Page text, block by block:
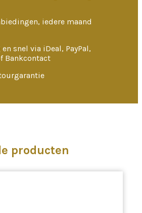
iedere maand
snel via iDeal, PayPal,
Bankcontact
producten